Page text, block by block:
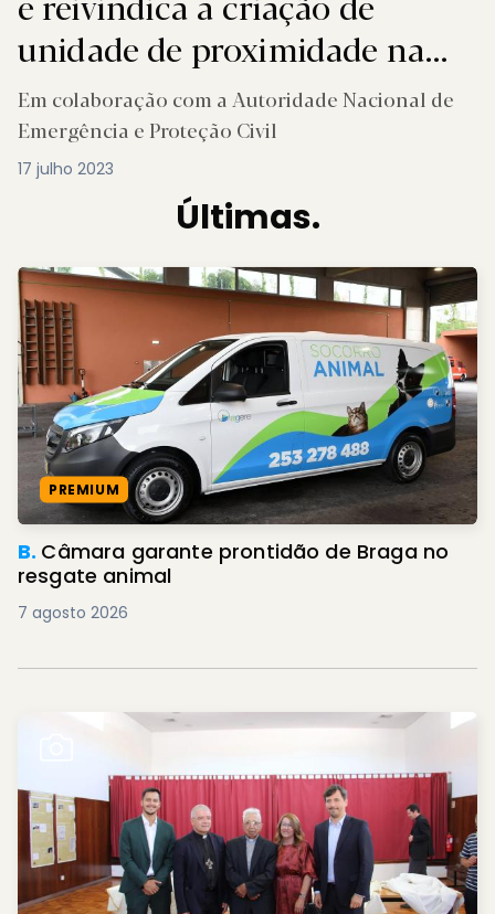
unidade de proximidade na
área do parque nacional
Em colaboração com a Autoridade Nacional de
Emergência e Proteção Civil
17 julho 2023
Últimas.
PREMIUM
B. Câmara garante prontidão de Braga no
resgate animal
7 agosto 2026